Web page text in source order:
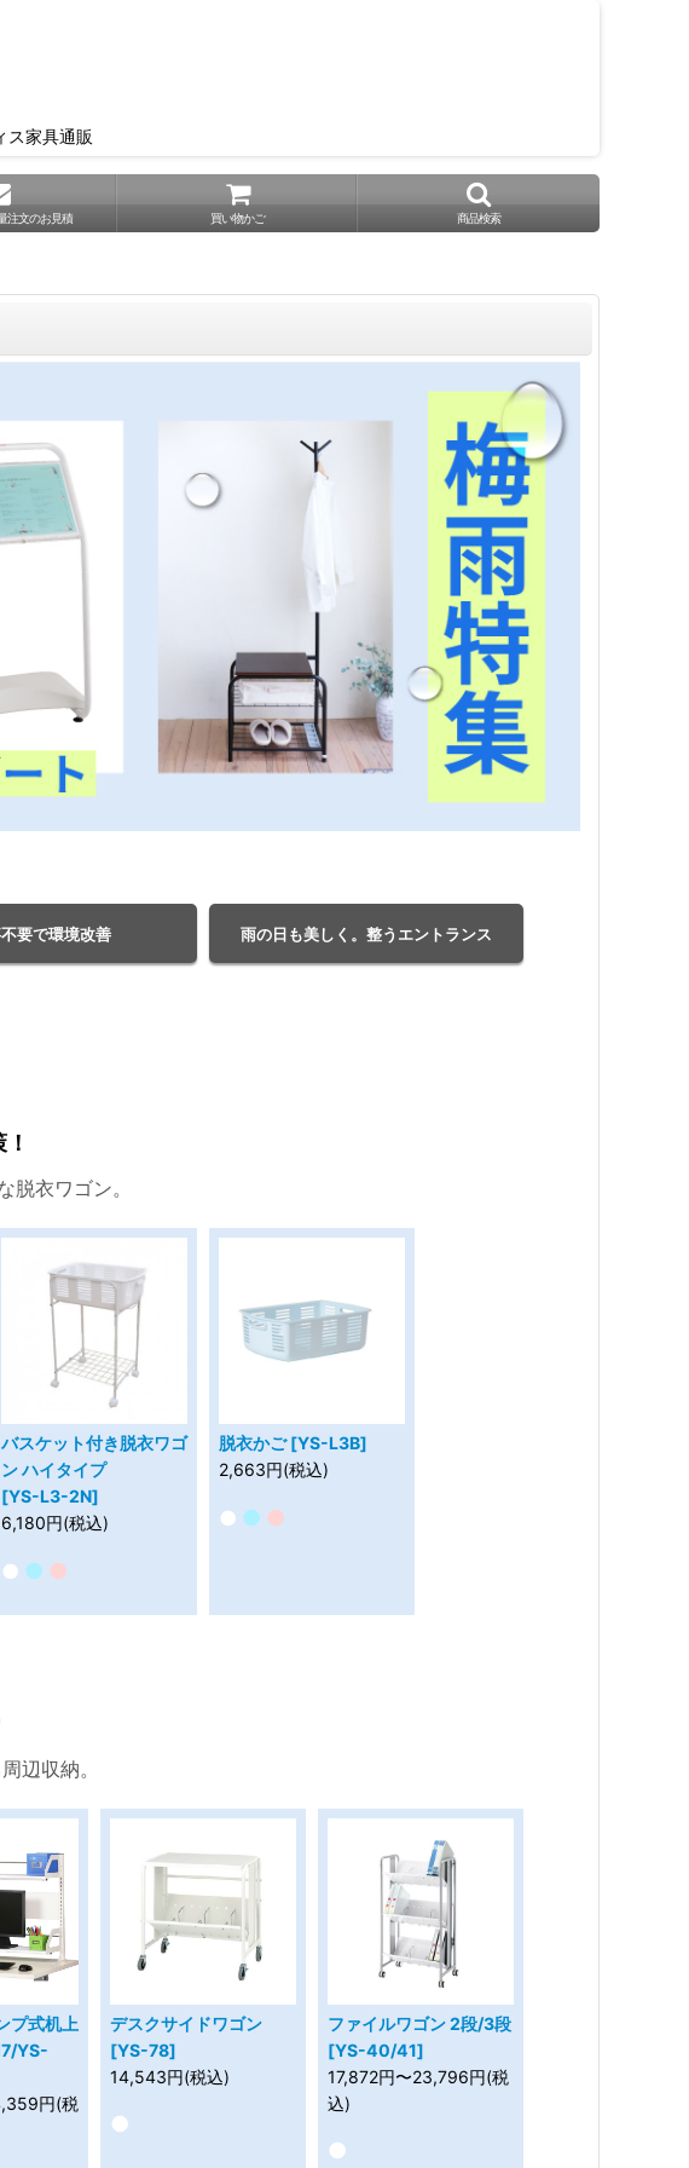
ス家具通販
注文のお見積 買い物かご 商品検索
要で環境改善 雨の日も美しく。整うエントランス
脱衣ワゴン。
バスケット付き脱衣ワゴ
ン ハイタイプ
[YS-L3-2N]
6,180円(税込)
● ● ●
脱衣かご [YS-L3B]
2,663円(税込)
● ● ●
辺収納。
プ式机上
YS-
円(税
デスクサイドワゴン
[YS-78]
14,543円(税込)
●
ファイルワゴン 2段/3段
[YS-40/41]
17,872円〜23,796円(税
込)
●